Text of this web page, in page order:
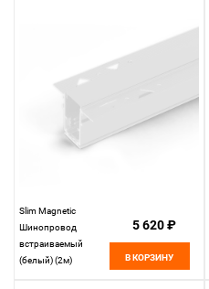
Slim Magnetic
Шинопровод
встраиваемый
(белый) (2м)
5 620 ₽
В КОРЗИНУ